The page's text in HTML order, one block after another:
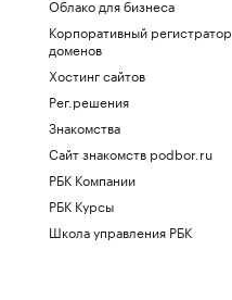
Облако для бизнеса
Корпоративный регистратор
доменов
Хостинг сайтов
Рег.решения
Знакомства
Сайт знакомств podbor.ru
РБК Компании
РБК Курсы
Школа управления РБК